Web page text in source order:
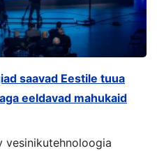
saavad Eestile tuua
eeldavad mahukaid
vesinikutehnoloogia